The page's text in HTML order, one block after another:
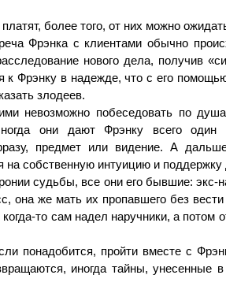
более того, от них можно
Фрэнка с клиентами обычно
нового дела, получив
Фрэнку в надежде, что с его
злодеев.
невозможно побеседовать по
они дают Фрэнку всего
предмет или видение. А
на собственную интуицию и поддержку
судьбы, все они его бывшие: экс-
она же мать их пропавшего без
то сам надел наручники, а потом
понадобится, пройти вместе с
иногда тайны, унесенные в